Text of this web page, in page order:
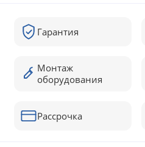
Гарантия
Монтаж
оборудования
Рассрочка